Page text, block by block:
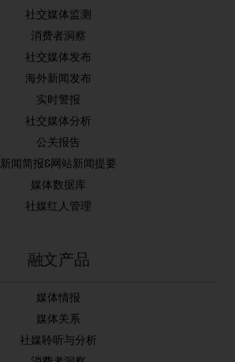
社交媒体监测
消费者洞察
社交媒体发布
海外新闻发布
实时警报
社交媒体分析
公关报告
新闻简报&网站新闻提要
媒体数据库
社媒红人管理
融文产品
媒体情报
媒体关系
社媒聆听与分析